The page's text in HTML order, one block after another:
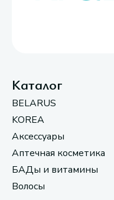
Каталог
BELARUS
KOREA
Аксессуары
Аптечная косметика
БАДы и витамины
Волосы